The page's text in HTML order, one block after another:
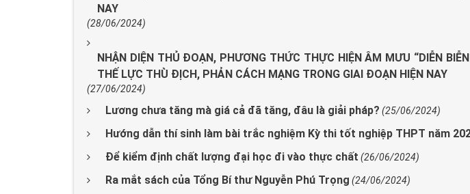
NAY
(28/06/2024)
NHẬN DIỆN THỦ ĐOẠN, PHƯƠNG THỨC THỰC HIỆN ÂM MƯU “DIỄN
THẾ LỰC THÙ ĐỊCH, PHẢN CÁCH MẠNG TRONG GIAI ĐOẠN HIỆN NAY
(27/06/2024)
Lương chưa tăng mà giá cả đã tăng, đâu là giải pháp? (25/06/2024)
Hướng dẫn thí sinh làm bài trắc nghiệm Kỳ thi tốt nghiệp THPT năm
Để kiểm định chất lượng đại học đi vào thực chất (26/06/2024)
Ra mắt sách của Tổng Bí thư Nguyễn Phú Trọng (24/06/2024)